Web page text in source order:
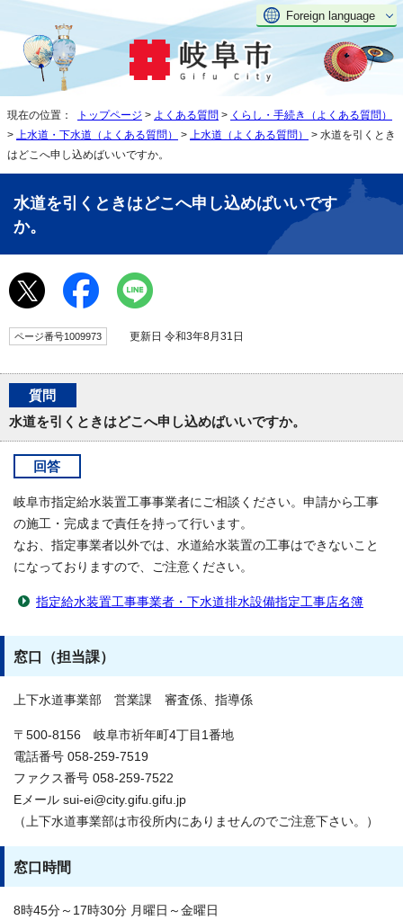
Foreign language
現在の位置： トップページ > よくある質問 > くらし・手続き（よくある質問）
>
上水道・下水道（よくある質問） > 上水道（よくある質問）
> 水道を引くとき
はどこへ申し込めばいいですか。
水道を引くときはどこへ申し込めばいいです
か。
ページ番号1009973 更新日 令和3年8月31日
質問
水道を引くときはどこへ申し込めばいいですか。
回答
岐阜市指定給水装置工事事業者にご相談ください。申請から工事
の施工・完成まで責任を持って行います。
なお、指定事業者以外では、水道給水装置の工事はできないこと
になっておりますので、ご注意ください。
指定給水装置工事事業者・下水道排水設備指定工事店名簿
窓口（担当課）
上下水道事業部 営業課 審査係、指導係
〒500-8156 岐阜市祈年町4丁目1番地
電話番号 058-259-7519
ファクス番号 058-259-7522
Eメール sui-ei@city.gifu.gifu.jp
（上下水道事業部は市役所内にありませんのでご注意下さい。）
窓口時間
8時45分～17時30分 月曜日～金曜日